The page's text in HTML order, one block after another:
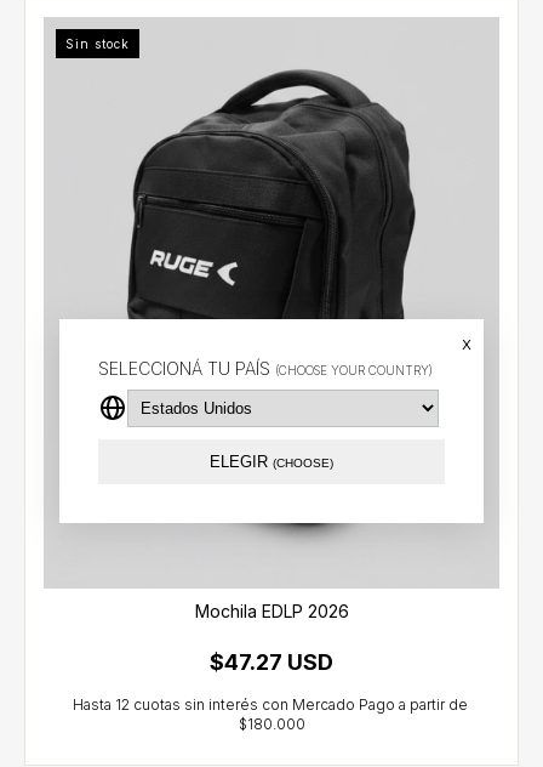
SELECCIONÁ TU PAÍS (CHOOSE YOUR COUNTRY)
x
ELEGIR (CHOOSE)
Sin stock
Mochila EDLP 2026
$47.27 USD